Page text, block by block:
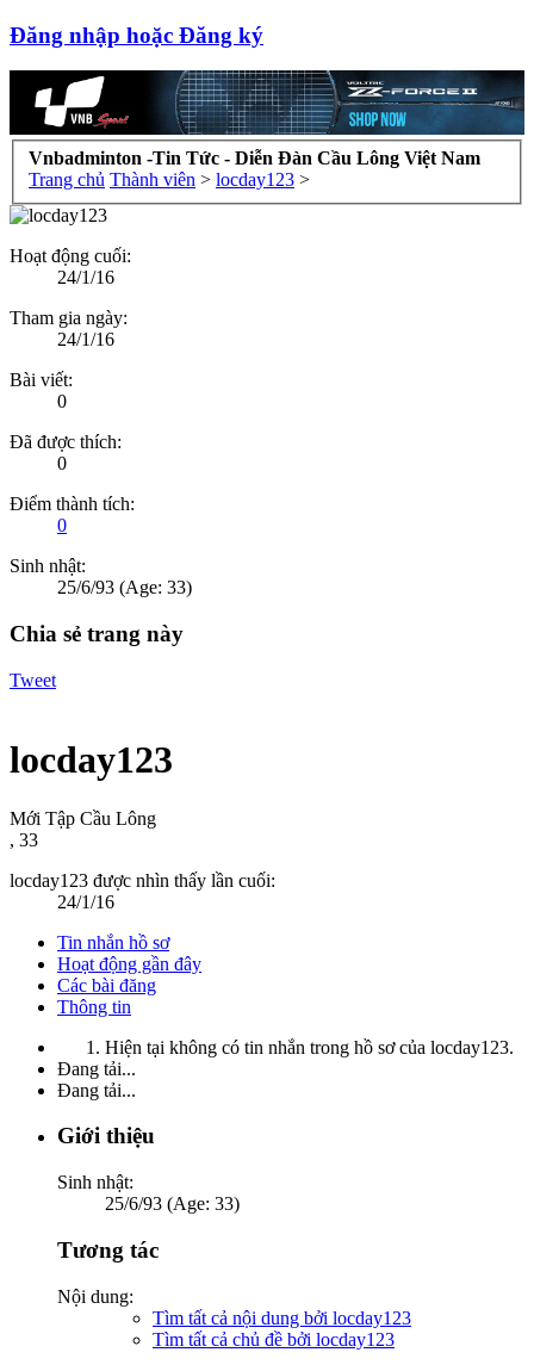
Đăng nhập hoặc Đăng ký
Vnbadminton -Tin Tức - Diễn Đàn Cầu Lông Việt Nam
Trang chủ Thành viên > locday123 >
Hoạt động cuối:
24/1/16
Tham gia ngày:
24/1/16
Bài viết:
0
Đã được thích:
0
Điểm thành tích:
0
Sinh nhật:
25/6/93 (Age: 33)
Chia sẻ trang này
Tweet
locday123
Mới Tập Cầu Lông
, 33
locday123 được nhìn thấy lần cuối:
24/1/16
Tin nhắn hồ sơ
Hoạt động gần đây
Các bài đăng
Thông tin
Hiện tại không có tin nhắn trong hồ sơ của locday123.
Đang tải...
Đang tải...
Giới thiệu
Sinh nhật:
25/6/93 (Age: 33)
Tương tác
Nội dung:
Tìm tất cả nội dung bởi locday123
Tìm tất cả chủ đề bởi locday123